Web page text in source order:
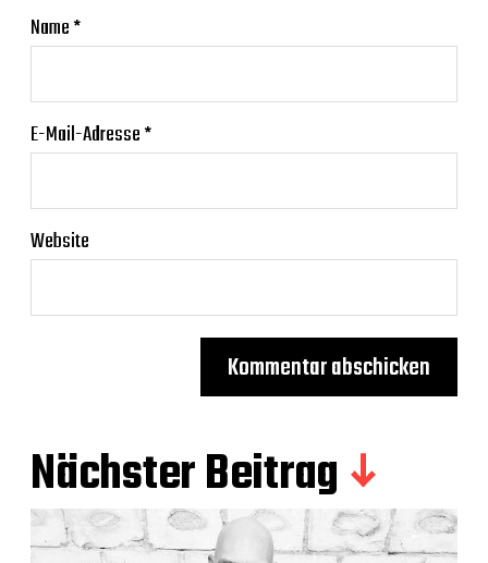
Name*
E-Mail-Adresse*
Website
Nächster Beitrag